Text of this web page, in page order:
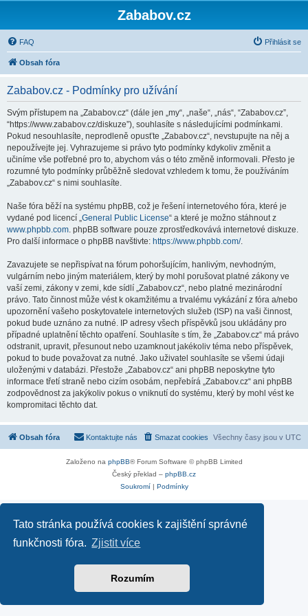
Tato stránka používá cookies k zajištění správné
funkčnosti fóra. Zjistit více
Rozumím
Zababov.cz
FAQ Přihlásit se
Obsah fóra
Zababov.cz - Podmínky pro užívání
Svým přístupem na „Zababov.cz“ (dále jen „my“, „naše“, „nás“, “Zababov.cz”,
“https://www.zababov.cz/diskuze”), souhlasíte s následujícími podmínkami.
Pokud nesouhlasíte, neprodleně opusťte „Zababov.cz“, nevstupujte na něj a
nepoužívejte jej. Vyhrazujeme si právo tyto podmínky kdykoliv změnit a
učiníme vše potřebné pro to, abychom vás o této změně informovali. Přesto je
rozumné tyto podmínky průběžně sledovat vzhledem k tomu, že používáním
„Zababov.cz“ s nimi souhlasíte.
Naše fóra běží na systému phpBB, což je řešení internetového fóra, které je
vydané pod licencí „General Public License“ a které je možno stáhnout z
www.phpbb.com. phpBB software pouze zprostředkovává internetové diskuze.
Pro další informace o phpBB navštivte: https://www.phpbb.com/.
Zavazujete se nepřispívat na fórum pohoršujícím, hanlivým, nevhodným,
vulgárním nebo jiným materiálem, který by mohl porušovat platné zákony ve
vaší zemi, zákony v zemi, kde sídlí „Zababov.cz“, nebo platné mezinárodní
právo. Tato činnost může vést k okamžitému a trvalému vykázání z fóra a/nebo
upozornění vašeho poskytovatele internetových služeb (ISP) na vaši činnost,
pokud bude uznáno za nutné. IP adresy všech příspěvků jsou ukládány pro
případné uplatnění těchto opatření. Souhlasíte s tím, že „Zababov.cz“ má právo
odstranit, upravit, přesunout nebo uzamknout jakékoliv téma nebo příspěvek,
pokud to bude považovat za nutné. Jako uživatel souhlasíte se všemi údaji
uloženými v databázi. Přestože „Zababov.cz“ ani phpBB neposkytne tyto
informace třetí straně nebo cizím osobám, nepřebírá „Zababov.cz“ ani phpBB
zodpovědnost za jakýkoliv pokus o vniknutí do systému, který by mohl vést ke
kompromitaci těchto dat.
Obsah fóra Všechny časy jsou v UTC
Smazat cookies
Kontaktujte nás
Založeno na phpBB® Forum Software © phpBB Limited
Český překlad – phpBB.cz
Soukromí| Podmínky